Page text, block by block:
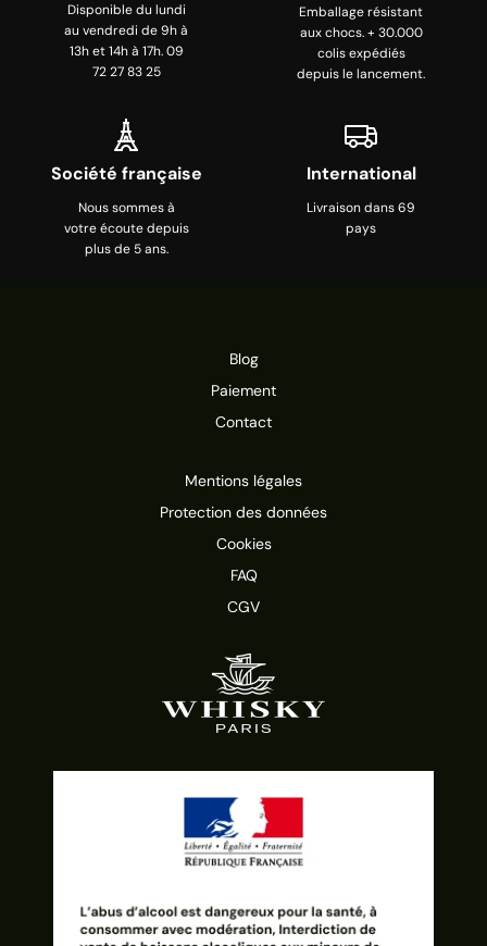
Disponible du lundi
au vendredi de 9h à
13h et 14h à 17h. 09
72 27 83 25
Emballage résistant
aux chocs. + 30.000
colis expédiés
depuis le lancement.
Société française
Nous sommes à
votre écoute depuis
plus de 5 ans.
International
Livraison dans 69
pays
Blog
Paiement
Contact
Mentions légales
Protection des données
Cookies
FAQ
CGV